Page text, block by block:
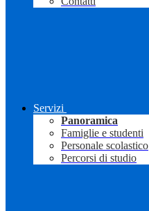
Servizi
Panoramica
Famiglie e studenti
Personale scolastico
Percorsi di studio